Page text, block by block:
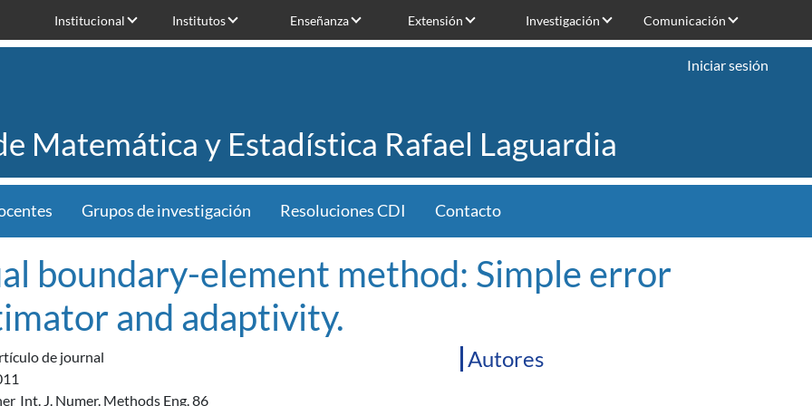
Institucional Institutos Enseñanza Extensión Investigación Comunicación
Matemática y Estadística Rafael Laguardia
Iniciar sesión
Grupos de investigación Resoluciones CDI Contacto
boundary-element method: Simple error
and adaptivity.
de journal
Int. J. Numer. Methods Eng. 86
Autores